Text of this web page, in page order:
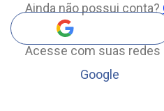
Ainda não possui conta?
Acesse com suas redes
Google